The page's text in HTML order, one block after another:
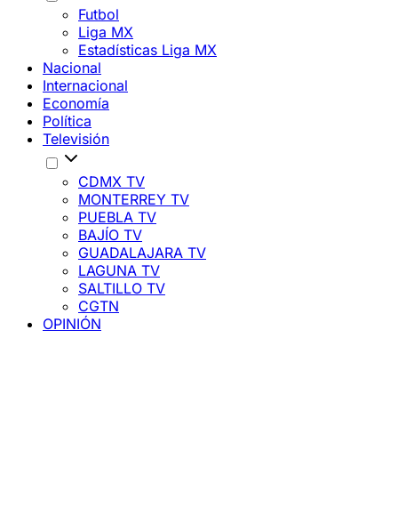
Futbol
Liga MX
Estadísticas Liga MX
Nacional
Internacional
Economía
Política
Televisión
CDMX TV
MONTERREY TV
PUEBLA TV
BAJÍO TV
GUADALAJARA TV
LAGUNA TV
SALTILLO TV
CGTN
OPINIÓN